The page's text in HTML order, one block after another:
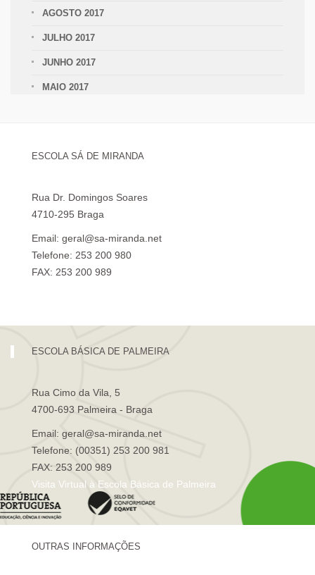
AGOSTO 2017
JULHO 2017
JUNHO 2017
MAIO 2017
ESCOLA SÁ DE MIRANDA
Rua Dr. Domingos Soares
4710-295 Braga
Email: geral@sa-miranda.net
Telefone: 253 200 980
FAX: 253 200 989
ESCOLA BÁSICA DE PALMEIRA
Rua Cimo da Vila, 5
4700-693 Palmeira - Braga
Email: geral@sa-miranda.net
Telefone: (00351) 253 200 981
FAX: 253 200 989
Visita Virtual à Escola Básica de Palmeira
OUTRAS INFORMAÇÕES